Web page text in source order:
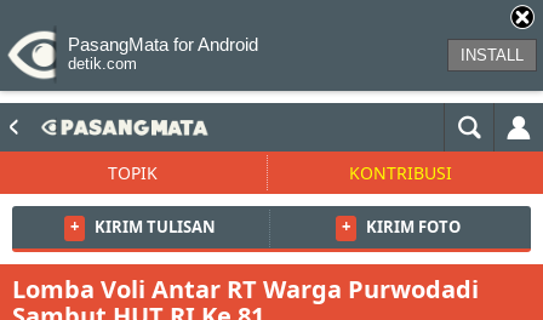
PasangMata for Android
detik.com INSTALL
TOPIK KONTRIBUSI
+ KIRIM TULISAN + KIRIM FOTO
Lomba Voli Antar RT Warga Purwodadi